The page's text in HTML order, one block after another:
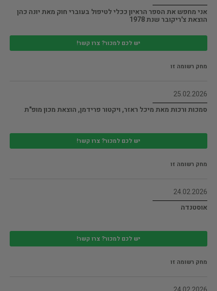
אני מחפש את הספר הראיון ככלי לטיפול בעוברי חוק מאת יונה כהן
הוצאת צ'ריקובר שנת 1978
יש לכם למכור? צרו קשר!
מחק רשומה זו
25.02.2026
סמכות ורכות מאת מיכל ראזר, ויקטור פרידמן, הוצאת מכון מופ"ת
יש לכם למכור? צרו קשר!
מחק רשומה זו
24.02.2026
אוסטנדה
יש לכם למכור? צרו קשר!
מחק רשומה זו